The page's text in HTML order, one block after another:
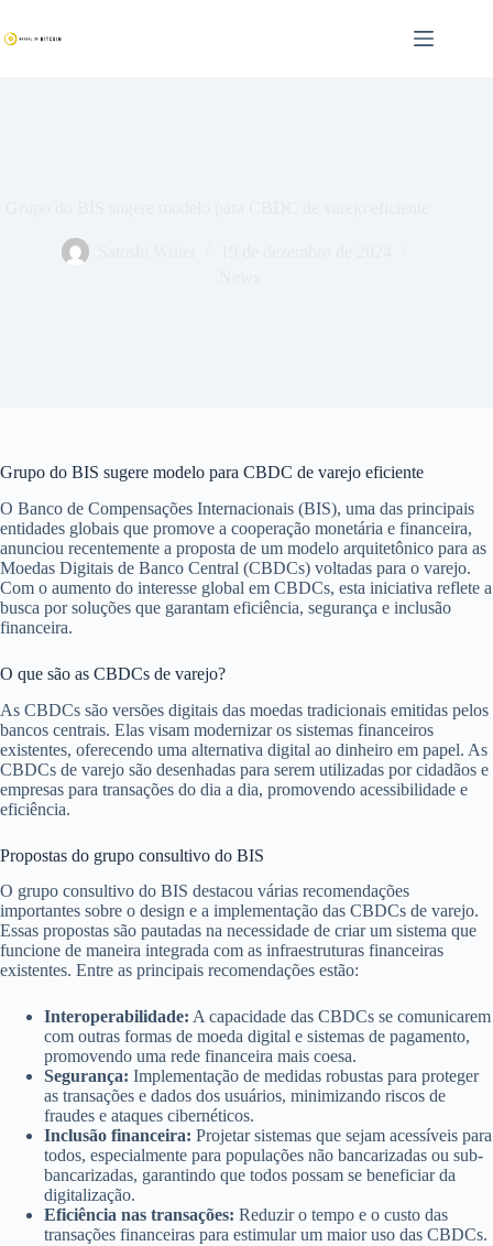
para
o
Grupo do BIS sugere modelo para CBDC de varejo eficiente
O Banco de Compensações Internacionais (BIS), uma das principais
entidades globais que promove a cooperação monetária e financeira,
anunciou recentemente a proposta de um modelo arquitetônico para as
Moedas Digitais de Banco Central (CBDCs) voltadas para o varejo.
Com o aumento do interesse global em CBDCs, esta iniciativa reflete a
busca por soluções que garantam eficiência, segurança e inclusão
financeira.
O que são as CBDCs de varejo?
As CBDCs são versões digitais das moedas tradicionais emitidas pelos
bancos centrais. Elas visam modernizar os sistemas financeiros
existentes, oferecendo uma alternativa digital ao dinheiro em papel. As
CBDCs de varejo são desenhadas para serem utilizadas por cidadãos e
empresas para transações do dia a dia, promovendo acessibilidade e
eficiência.
Propostas do grupo consultivo do BIS
O grupo consultivo do BIS destacou várias recomendações
importantes sobre o design e a implementação das CBDCs de varejo.
Essas propostas são pautadas na necessidade de criar um sistema que
funcione de maneira integrada com as infraestruturas financeiras
existentes. Entre as principais recomendações estão:
Interoperabilidade: A capacidade das CBDCs se comunicarem
com outras formas de moeda digital e sistemas de pagamento,
promovendo uma rede financeira mais coesa.
Segurança: Implementação de medidas robustas para proteger
as transações e dados dos usuários, minimizando riscos de
fraudes e ataques cibernéticos.
Inclusão financeira: Projetar sistemas que sejam acessíveis para
todos, especialmente para populações não bancarizadas ou sub-
bancarizadas, garantindo que todos possam se beneficiar da
digitalização.
Eficiência nas transações: Reduzir o tempo e o custo das
transações financeiras para estimular um maior uso das CBDCs.